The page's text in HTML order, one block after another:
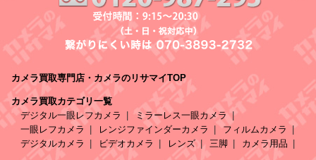
カメラ買取専門店・カメラのリサマイTOP
カメラ買取カテゴリ一覧
デジタル一眼レフカメラ
ミラーレス一眼カメラ
一眼レフカメラ
レンジファインダーカメラ
フィルムカメラ
デジタルカメラ
ビデオカメラ レンズ 三脚 カメラ用品